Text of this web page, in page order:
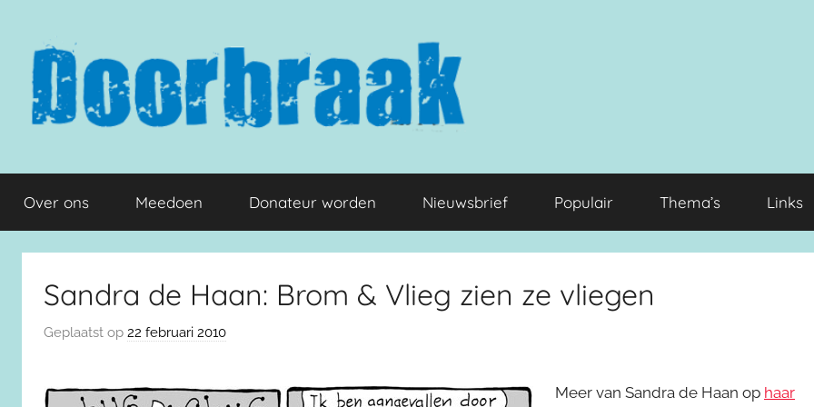
inhoud
springen
Doorbraak.eu
Over ons Meedoen Donateur worden Nieuwsbrief Populair Thema’s Links
Sandra de Haan: Brom & Vlieg zien ze vliegen
Geplaatst op 22 februari 2010
Meer van Sandra de Haan op haar